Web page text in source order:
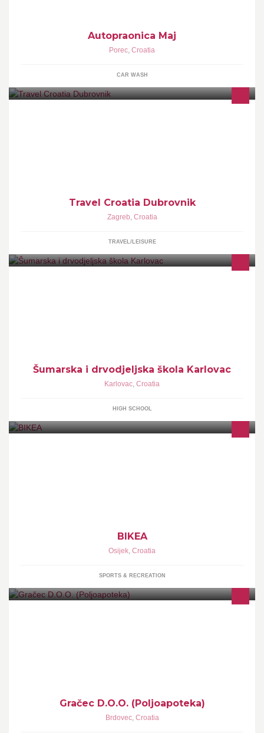
Autopraonica Maj
Porec, Croatia
CAR WASH
Travel Croatia Dubrovnik
Zagreb, Croatia
TRAVEL/LEISURE
Šumarska i drvodjeljska škola Karlovac
Karlovac, Croatia
HIGH SCHOOL
BIKEA
Osijek, Croatia
SPORTS & RECREATION
Gračec D.O.O. (Poljoapoteka)
Brdovec, Croatia